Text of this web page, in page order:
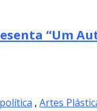
“Um
, Artes